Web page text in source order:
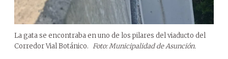
La gata se encontraba en uno de los pilares del viaducto del
Corredor Vial Botánico. Foto: Municipalidad de Asunción.